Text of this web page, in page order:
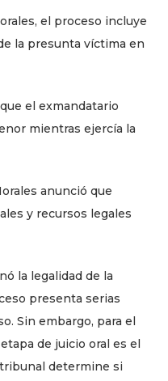
el proceso incluye
la presunta víctima en
el exmandatario
mientras ejercía la
anunció que
y recursos legales
la legalidad de la
presenta serias
Sin embargo, para el
de juicio oral es el
determine si